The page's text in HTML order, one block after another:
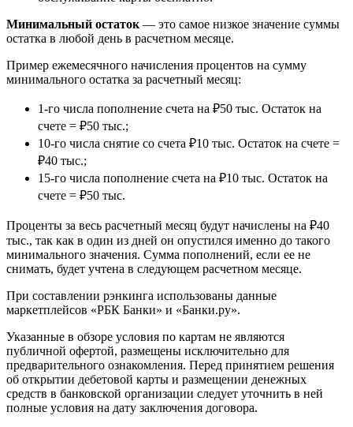
Минимальный остаток — это самое низкое значение суммы
остатка в любой день в расчетном месяце.
Пример ежемесячного начисления процентов на сумму
минимального остатка за расчетный месяц:
1-го числа пополнение счета на ₽50 тыс. Остаток на
счете = ₽50 тыс.;
10-го числа снятие со счета ₽10 тыс. Остаток на счете =
₽40 тыс.;
15-го числа пополнение счета на ₽10 тыс. Остаток на
счете = ₽50 тыс.
Проценты за весь расчетный месяц будут начислены на ₽40
тыс., так как в один из дней он опустился именно до такого
минимального значения. Сумма пополнений, если ее не
снимать, будет учтена в следующем расчетном месяце.
При составлении рэнкинга использованы данные
маркетплейсов «РБК Банки» и «Банки.ру».
Указанные в обзоре условия по картам не являются
публичной офертой, размещены исключительно для
предварительного ознакомления. Перед принятием решения
об открытии дебетовой карты и размещении денежных
средств в банковской организации следует уточнить в ней
полные условия на дату заключения договора.